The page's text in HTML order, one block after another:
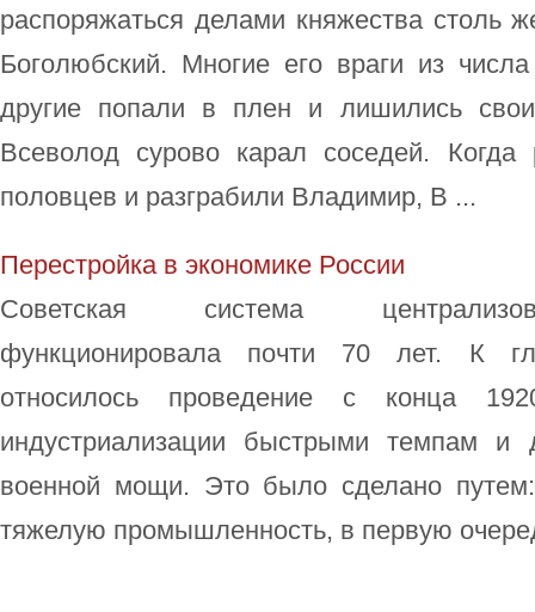
распоряжаться делами княжества столь
Боголюбский. Многие его враги из
другие попали в плен и лишились
Всеволод сурово карал соседей. Когда
половцев и разграбили Владимир, В ...
Перестройка в экономике России
Советская система
функционировала почти 70 лет. К
относилось проведение с конца
индустриализации быстрыми темпам и
военной мощи. Это было сделано
тяжелую промышленность, в первую